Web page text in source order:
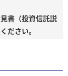
書（投資信託説
ださい。